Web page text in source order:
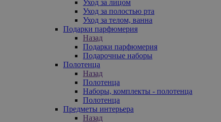
Уход за лицом
Уход за полостью рта
Уход за телом, ванна
Подарки парфюмерия
Назад
Подарки парфюмерия
Подарочные наборы
Полотенца
Назад
Полотенца
Наборы, комплекты - полотенца
Полотенца
Предметы интерьера
Назад